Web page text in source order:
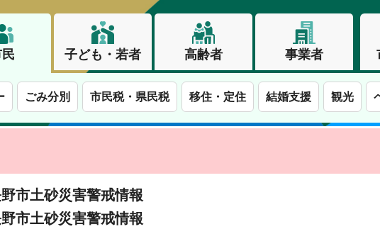
子ども・若者 高齢者 事業者
ごみ分別 市民税・県民税 移住・定住 結婚支援 観光
市土砂災害警戒情報
市土砂災害警戒情報